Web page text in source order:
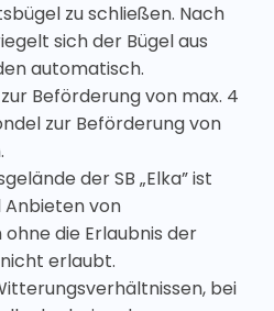
zu schließen. Nach
sich der Bügel aus
automatisch.
Beförderung von max. 4
zur Beförderung von
der SB „Elka” ist
Anbieten von
die Erlaubnis der
erlaubt.
bei